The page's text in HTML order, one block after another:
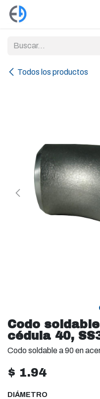
Ir al contenido
Todos los productos
Codo
cédula 40,
Codo soldable a 90 en
$ 1.94
DIÁMETRO